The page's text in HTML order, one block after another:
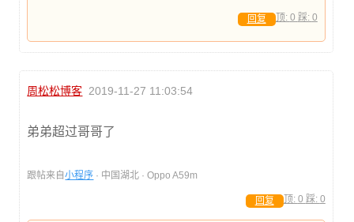
顶: 0 踩: 0
回复
周松松博客 2019-11-27 11:03:54
弟弟超过哥哥了
跟帖来自小程序 · 中国湖北 · Oppo A59m
顶: 0 踩: 0
回复